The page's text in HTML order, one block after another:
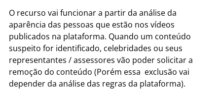
O recurso vai funcionar a partir da análise da
aparência das pessoas que estão nos vídeos
publicados na plataforma. Quando um conteúdo
suspeito for identificado, celebridades ou seus
representantes / assessores vão poder solicitar a
remoção do conteúdo (Porém essa exclusão vai
depender da análise das regras da plataforma).